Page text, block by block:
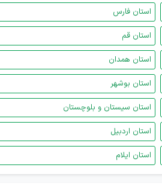
استان فارس
استان قم
استان همدان
استان بوشهر
استان سیستان و بلوچستان
استان اردبیل
استان ایلام